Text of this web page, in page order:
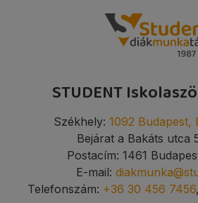
STUDENT
Székhely: 1092 Budapest,
Bejárat a Bakáts utca
Postacím: 1461
E-mail:
Telefonszám: +36 30 456 7456,